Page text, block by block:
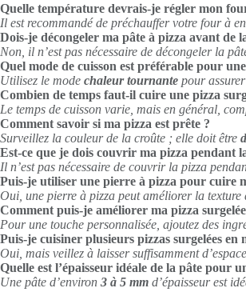
Quelle température devrais-je régler mon
Il est recommandé de préchauffer votre four à
Dois-je décongeler ma pâte à pizza avant de
Non, il n’est pas nécessaire de décongeler la
Quel mode de cuisson est préférable pour
Utilisez le mode chaleur tournante pour
Combien de temps faut-il cuire une pizza
Le temps de cuisson varie, mais en général,
Comment savoir si ma pizza est prête ?
Surveillez la couleur de la croûte ; elle doit être
Est-ce que je dois couvrir ma pizza pendant
Il n’est pas nécessaire de couvrir la pizza
Puis-je utiliser une pierre à pizza pour cuire
Oui, une pierre à pizza peut améliorer la
Comment puis-je améliorer ma pizza
Pour une touche personnalisée, ajoutez des
Puis-je cuisiner plusieurs pizzas surgelées en
Oui, mais veillez à laisser suffisamment
Quelle est l’épaisseur idéale de la pâte pour
Une pâte d’environ 3 à 5 mm d’épaisseur est